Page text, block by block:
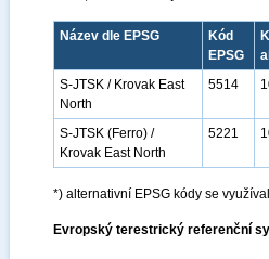
Název dle EPSG
Kód
EPSG
S-JTSK / Krovak East
North
5514
S-JTSK (Ferro) /
Krovak East North
5221
*) alternativní EPSG kódy se
Evropský terestrický referenční